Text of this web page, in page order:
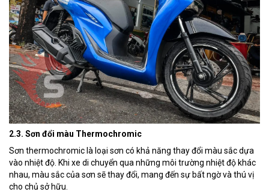
2.3. Sơn đổi màu Thermochromic
Sơn thermochromic là loại sơn có khả năng thay đổi màu sắc dựa
vào nhiệt độ. Khi xe di chuyển qua những môi trường nhiệt độ khác
nhau, màu sắc của sơn sẽ thay đổi, mang đến sự bất ngờ và thú vị
cho chủ sở hữu.